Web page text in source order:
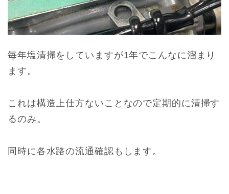
毎年塩清掃をしていますが1年でこんなに溜まり
ます。
これは構造上仕方ないことなので定期的に清掃す
るのみ。
同時に各水路の流通確認もします。